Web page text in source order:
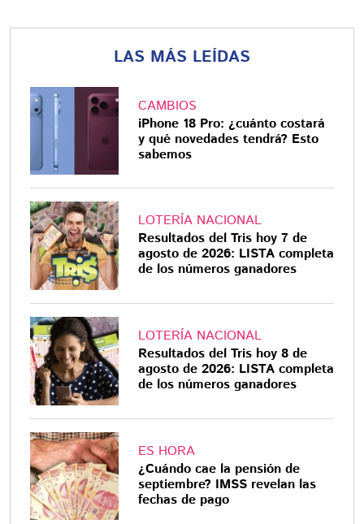
LAS MÁS LEÍDAS
CAMBIOS
iPhone 18 Pro: ¿cuánto costará
y qué novedades tendrá? Esto
sabemos
LOTERÍA NACIONAL
Resultados del Tris hoy 7 de
agosto de 2026: LISTA completa
de los números ganadores
LOTERÍA NACIONAL
Resultados del Tris hoy 8 de
agosto de 2026: LISTA completa
de los números ganadores
ES HORA
¿Cuándo cae la pensión de
septiembre? IMSS revelan las
fechas de pago